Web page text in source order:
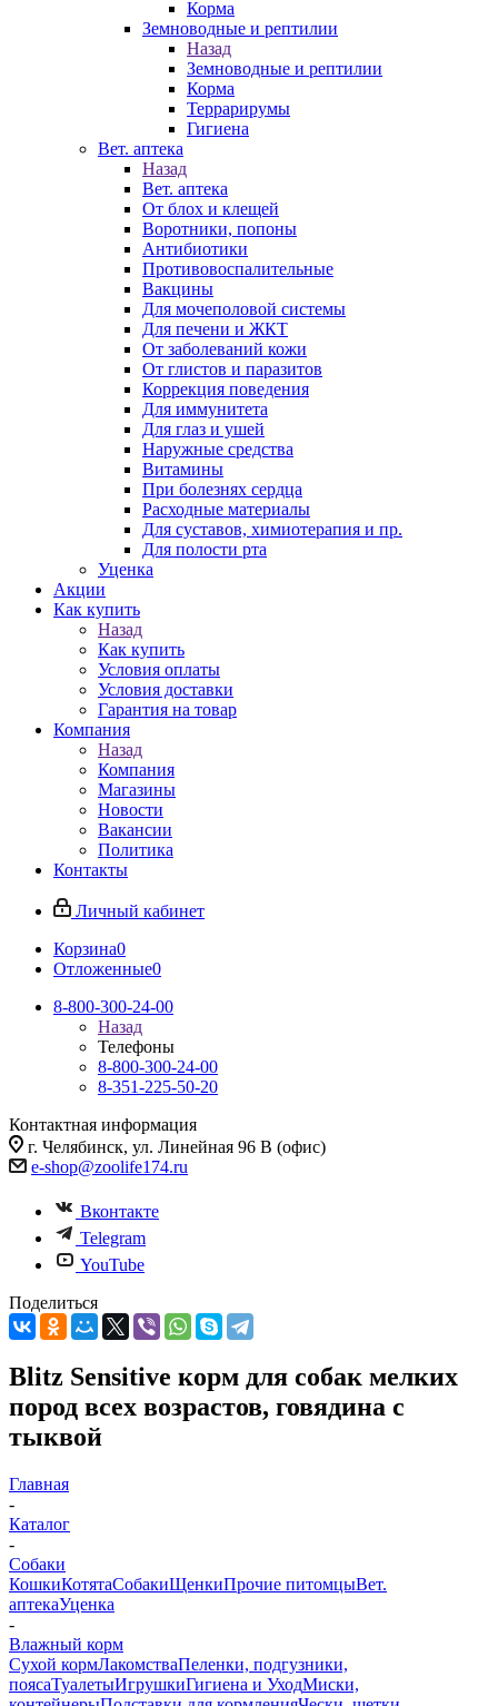
Корма
Земноводные и рептилии
Назад
Земноводные и рептилии
Корма
Террарирумы
Гигиена
Вет. аптека
Назад
Вет. аптека
От блох и клещей
Воротники, попоны
Антибиотики
Противовоспалительные
Вакцины
Для мочеполовой системы
Для печени и ЖКТ
От заболеваний кожи
От глистов и паразитов
Коррекция поведения
Для иммунитета
Для глаз и ушей
Наружные средства
Витамины
При болезнях сердца
Расходные материалы
Для суставов, химиотерапия и пр.
Для полости рта
Уценка
Акции
Как купить
Назад
Как купить
Условия оплаты
Условия доставки
Гарантия на товар
Компания
Назад
Компания
Магазины
Новости
Вакансии
Политика
Контакты
Личный кабинет
Корзина0
Отложенные0
8-800-300-24-00
Назад
Телефоны
8-800-300-24-00
8-351-225-50-20
Контактная информация
г. Челябинск, ул. Линейная 96 В (офис)
e-shop@zoolife174.ru
Вконтакте
Telegram
YouTube
Поделиться
Blitz Sensitive корм для собак мелких
пород всех возрастов, говядина с
тыквой
Главная
-
Каталог
-
Собаки
КошкиКотятаСобакиЩенкиПрочие питомцыВет.
аптекаУценка
-
Влажный корм
Сухой кормЛакомстваПеленки, подгузники,
поясаТуалетыИгрушкиГигиена и УходМиски,